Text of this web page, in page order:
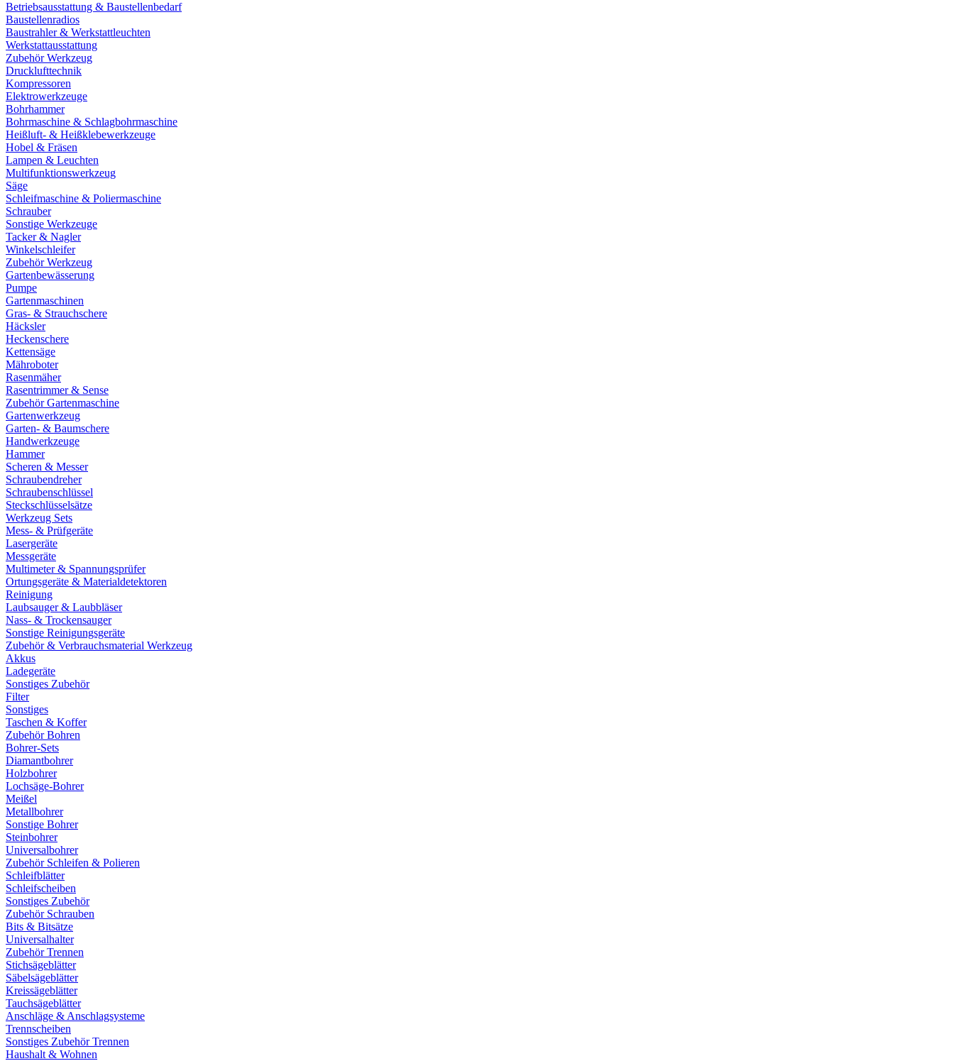
Betriebsausstattung & Baustellenbedarf
Baustellenradios
Baustrahler & Werkstattleuchten
Werkstattausstattung
Zubehör Werkzeug
Drucklufttechnik
Kompressoren
Elektrowerkzeuge
Bohrhammer
Bohrmaschine & Schlagbohrmaschine
Heißluft- & Heißklebewerkzeuge
Hobel & Fräsen
Lampen & Leuchten
Multifunktionswerkzeug
Säge
Schleifmaschine & Poliermaschine
Schrauber
Sonstige Werkzeuge
Tacker & Nagler
Winkelschleifer
Zubehör Werkzeug
Gartenbewässerung
Pumpe
Gartenmaschinen
Gras- & Strauchschere
Häcksler
Heckenschere
Kettensäge
Mähroboter
Rasenmäher
Rasentrimmer & Sense
Zubehör Gartenmaschine
Gartenwerkzeug
Garten- & Baumschere
Handwerkzeuge
Hammer
Scheren & Messer
Schraubendreher
Schraubenschlüssel
Steckschlüsselsätze
Werkzeug Sets
Mess- & Prüfgeräte
Lasergeräte
Messgeräte
Multimeter & Spannungsprüfer
Ortungsgeräte & Materialdetektoren
Reinigung
Laubsauger & Laubbläser
Nass- & Trockensauger
Sonstige Reinigungsgeräte
Zubehör & Verbrauchsmaterial Werkzeug
Akkus
Ladegeräte
Sonstiges Zubehör
Filter
Sonstiges
Taschen & Koffer
Zubehör Bohren
Bohrer-Sets
Diamantbohrer
Holzbohrer
Lochsäge-Bohrer
Meißel
Metallbohrer
Sonstige Bohrer
Steinbohrer
Universalbohrer
Zubehör Schleifen & Polieren
Schleifblätter
Schleifscheiben
Sonstiges Zubehör
Zubehör Schrauben
Bits & Bitsätze
Universalhalter
Zubehör Trennen
Stichsägeblätter
Säbelsägeblätter
Kreissägeblätter
Tauchsägeblätter
Anschläge & Anschlagsysteme
Trennscheiben
Sonstiges Zubehör Trennen
Haushalt & Wohnen